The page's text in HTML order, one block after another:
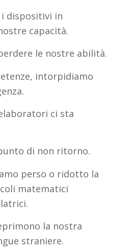
dispositivi in
capacità.
le nostre abilità.
intorpidiamo
ci sta
di non ritorno.
perso o ridotto la
matematici
la nostra
straniere.